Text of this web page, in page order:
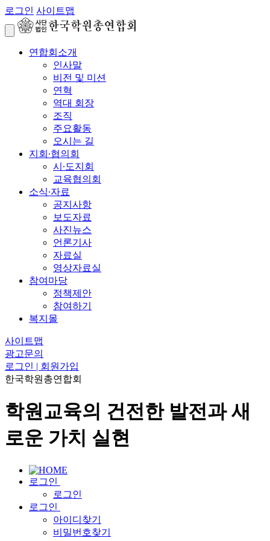
로그인 사이트맵
연합회소개
인사말
비전 및 미션
연혁
역대 회장
조직
주요활동
오시는 길
지회∙협의회
시∙도지회
교육협의회
소식∙자료
공지사항
보도자료
사진뉴스
언론기사
자료실
영상자료실
참여마당
정책제안
참여하기
복지몰
사이트맵
광고문의
로그인 | 회원가입
한국학원총연합회
학원교육의 건전한 발전과 새
로운 가치 실현
로그인
로그인
로그인
아이디찾기
비밀번호찾기